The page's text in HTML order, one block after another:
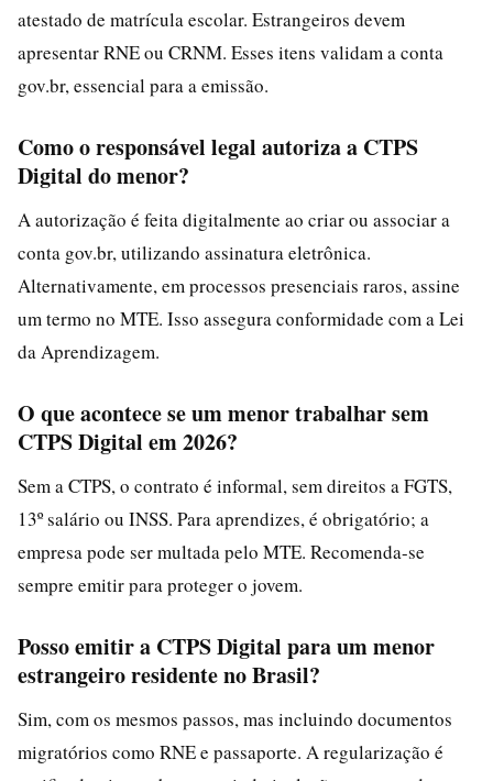
atestado de matrícula escolar. Estrangeiros devem
apresentar RNE ou CRNM. Esses itens validam a conta
gov.br, essencial para a emissão.
Como o responsável legal autoriza a CTPS
Digital do menor?
A autorização é feita digitalmente ao criar ou associar a
conta gov.br, utilizando assinatura eletrônica.
Alternativamente, em processos presenciais raros, assine
um termo no MTE. Isso assegura conformidade com a Lei
da Aprendizagem.
O que acontece se um menor trabalhar sem
CTPS Digital em 2026?
Sem a CTPS, o contrato é informal, sem direitos a FGTS,
13º salário ou INSS. Para aprendizes, é obrigatório; a
empresa pode ser multada pelo MTE. Recomenda-se
sempre emitir para proteger o jovem.
Posso emitir a CTPS Digital para um menor
estrangeiro residente no Brasil?
Sim, com os mesmos passos, mas incluindo documentos
migratórios como RNE e passaporte. A regularização é